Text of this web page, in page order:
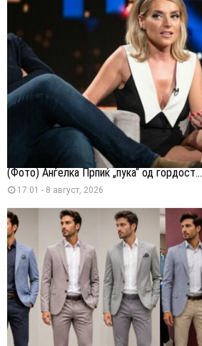
(Фото) Анѓелка Прпиќ „пука“ од гордост...
17:01 - 8 август, 2026